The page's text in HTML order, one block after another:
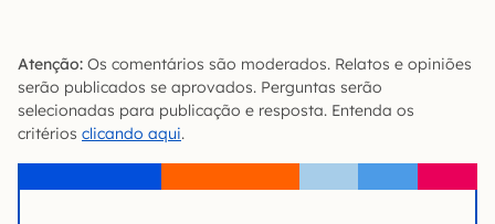
Atenção: Os comentários são moderados. Relatos e opiniões
serão publicados se aprovados. Perguntas serão
selecionadas para publicação e resposta. Entenda os
critérios clicando aqui.